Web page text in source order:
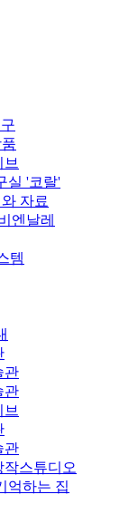
실 '코랄'
자료
엔날레
템
관
관
관
작스튜디오
억하는 집